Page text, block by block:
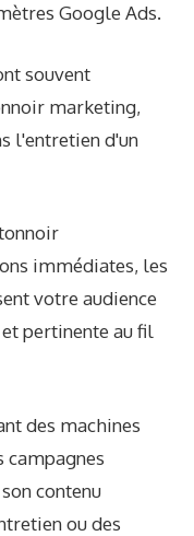
Google Ads.
souvent
marketing,
l'entretien d'un
immédiates, les
votre audience
pertinente au fil
des machines
contenu
ou des